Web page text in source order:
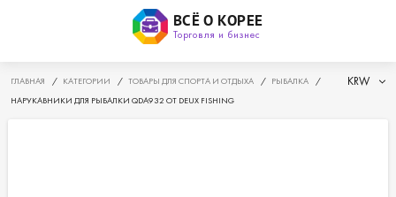
ВСЁ О КОРЕЕ
Торговля и бизнес
ГЛАВНАЯ / КАТЕГОРИИ / ТОВАРЫ ДЛЯ СПОРТА И ОТДЫХА / РЫБАЛКА
/
НАРУКАВНИКИ ДЛЯ РЫБАЛКИ QDA932 ОТ DEUX FISHING
KRW